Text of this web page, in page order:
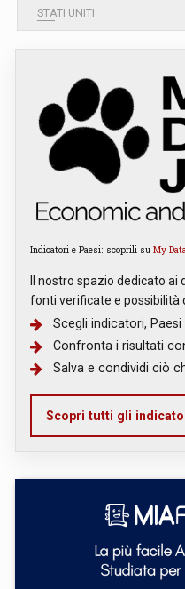
STATI UNITI
Indicatori e Paesi: scoprili su My
Il nostro spazio dedicato
fonti verificate e possibilità
Scegli indicatori,
Confronta i risultati
Salva e condividi ciò
Scopri tutti gli